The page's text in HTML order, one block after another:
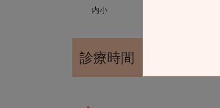
内小
診療時間